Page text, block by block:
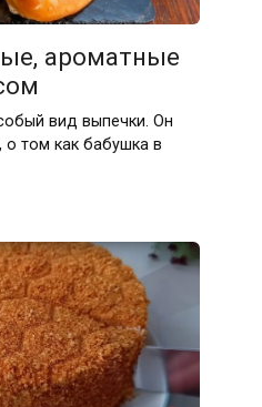
ароматные
вид выпечки. Он
о том как бабушка в